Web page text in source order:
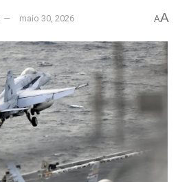
maio 30, 2026 AA